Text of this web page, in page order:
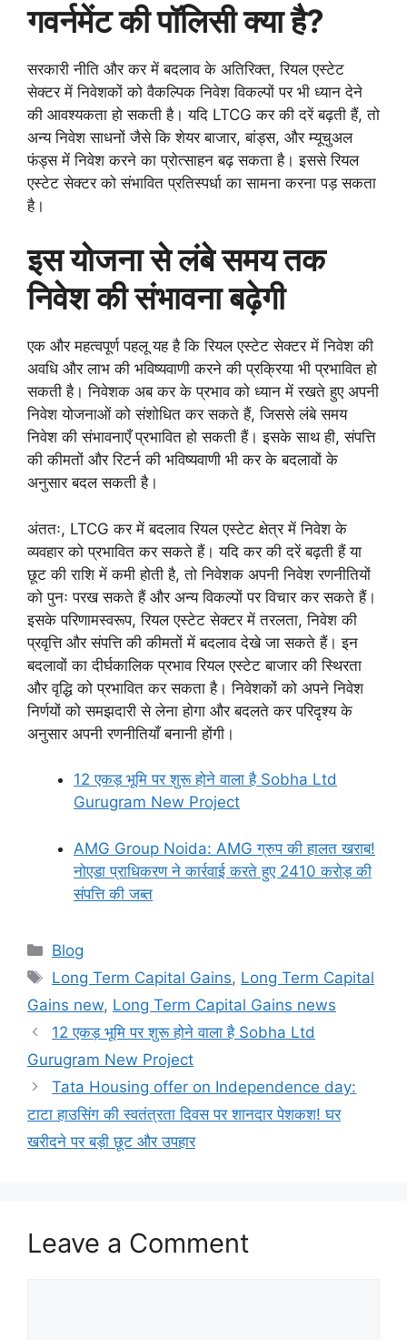
गवर्नमेंट की पॉलिसी क्या है?
सरकारी नीति और कर में बदलाव के अतिरिक्त, रियल एस्टेट
सेक्टर में निवेशकों को वैकल्पिक निवेश विकल्पों पर भी ध्यान देने
की आवश्यकता हो सकती है। यदि LTCG कर की दरें बढ़ती हैं, तो
अन्य निवेश साधनों जैसे कि शेयर बाजार, बांड्स, और म्यूचुअल
फंड्स में निवेश करने का प्रोत्साहन बढ़ सकता है। इससे रियल
एस्टेट सेक्टर को संभावित प्रतिस्पर्धा का सामना करना पड़ सकता
है।
इस योजना से लंबे समय तक
निवेश की संभावना बढ़ेगी
एक और महत्वपूर्ण पहलू यह है कि रियल एस्टेट सेक्टर में निवेश की
अवधि और लाभ की भविष्यवाणी करने की प्रक्रिया भी प्रभावित हो
सकती है। निवेशक अब कर के प्रभाव को ध्यान में रखते हुए अपनी
निवेश योजनाओं को संशोधित कर सकते हैं, जिससे लंबे समय
निवेश की संभावनाएँ प्रभावित हो सकती हैं। इसके साथ ही, संपत्ति
की कीमतों और रिटर्न की भविष्यवाणी भी कर के बदलावों के
अनुसार बदल सकती है।
अंततः, LTCG कर में बदलाव रियल एस्टेट क्षेत्र में निवेश के
व्यवहार को प्रभावित कर सकते हैं। यदि कर की दरें बढ़ती हैं या
छूट की राशि में कमी होती है, तो निवेशक अपनी निवेश रणनीतियों
को पुनः परख सकते हैं और अन्य विकल्पों पर विचार कर सकते हैं।
इसके परिणामस्वरूप, रियल एस्टेट सेक्टर में तरलता, निवेश की
प्रवृत्ति और संपत्ति की कीमतों में बदलाव देखे जा सकते हैं। इन
बदलावों का दीर्घकालिक प्रभाव रियल एस्टेट बाजार की स्थिरता
और वृद्धि को प्रभावित कर सकता है। निवेशकों को अपने निवेश
निर्णयों को समझदारी से लेना होगा और बदलते कर परिदृश्य के
अनुसार अपनी रणनीतियाँ बनानी होंगी।
12 एकड़ भूमि पर शुरू होने वाला है Sobha Ltd
Gurugram New Project
AMG Group Noida: AMG ग्रुप की हालत खराब!
नोएडा प्राधिकरण ने कार्रवाई करते हुए 2410 करोड़ की
संपत्ति की जब्त
Categories
Blog
Tags
Long Term Capital Gains, Long Term Capital
Gains new, Long Term Capital Gains news
12 एकड़ भूमि पर शुरू होने वाला है Sobha Ltd
Gurugram New Project
Tata Housing offer on Independence day:
टाटा हाउसिंग की स्वतंत्रता दिवस पर शानदार पेशकश! घर
खरीदने पर बड़ी छूट और उपहार
Leave a Comment